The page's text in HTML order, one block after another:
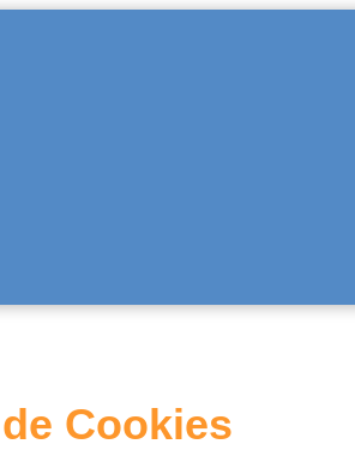
Cookies